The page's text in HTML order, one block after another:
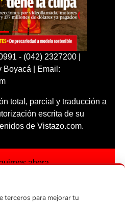
- (042) 2327200 |
Boyacá | Email:
total, parcial y traducción a
escrita de su
de Vistazo.com.
ahora
terceros para mejorar tu